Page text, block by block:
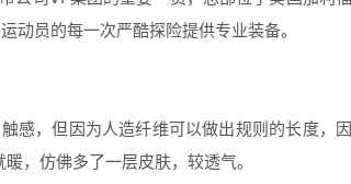
动员的每一次严酷探险提供专业装备。
感，但因为人造纤维可以做出规则的长度，因
，仿佛多了一层皮肤，较透气。